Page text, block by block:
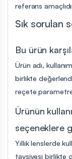
referans
Sık sorulan
Bu ürün
Ürün adı,
birlikte
reçete
Ürünün
seçeneklere
Yıllık lenslerde
tavsiyesi birlikte